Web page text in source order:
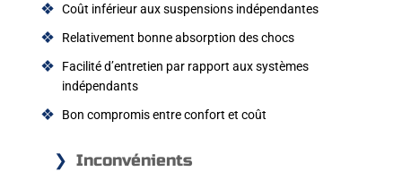
Coût inférieur aux suspensions indépendantes
Relativement bonne absorption des chocs
Facilité d’entretien par rapport aux systèmes
indépendants
Bon compromis entre confort et coût
Inconvénients